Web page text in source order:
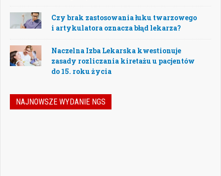
Czy brak zastosowania łuku twarzowego
i artykulatora oznacza błąd lekarza?
Naczelna Izba Lekarska kwestionuje
zasady rozliczania kiretażu u pacjentów
do 15. roku życia
NAJNOWSZE WYDANIE NGS